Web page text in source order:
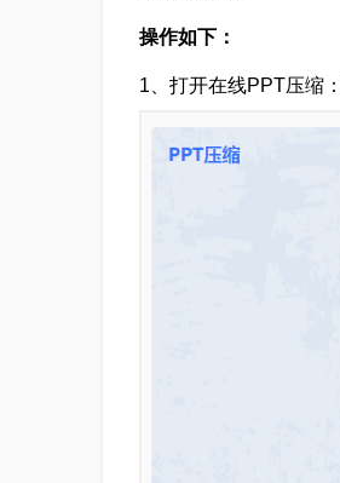
操作如下：
1、打开在线PPT压缩